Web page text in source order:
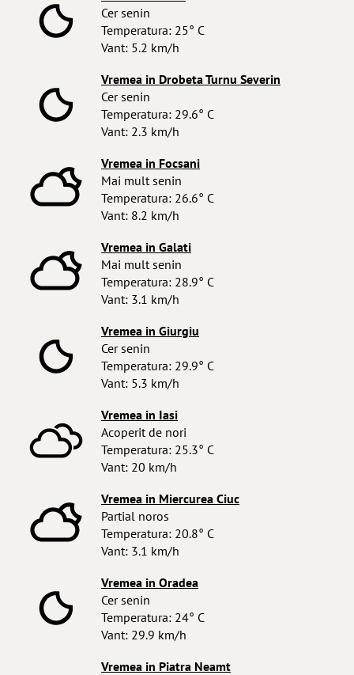
Cer senin
Temperatura: 25° C
Vant: 5.2 km/h
Vremea in Drobeta Turnu Severin
Cer senin
Temperatura: 29.6° C
Vant: 2.3 km/h
Vremea in Focsani
Mai mult senin
Temperatura: 26.6° C
Vant: 8.2 km/h
Vremea in Galati
Mai mult senin
Temperatura: 28.9° C
Vant: 3.1 km/h
Vremea in Giurgiu
Cer senin
Temperatura: 29.9° C
Vant: 5.3 km/h
Vremea in Iasi
Acoperit de nori
Temperatura: 25.3° C
Vant: 20 km/h
Vremea in Miercurea Ciuc
Partial noros
Temperatura: 20.8° C
Vant: 3.1 km/h
Vremea in Oradea
Cer senin
Temperatura: 24° C
Vant: 29.9 km/h
Vremea in Piatra Neamt